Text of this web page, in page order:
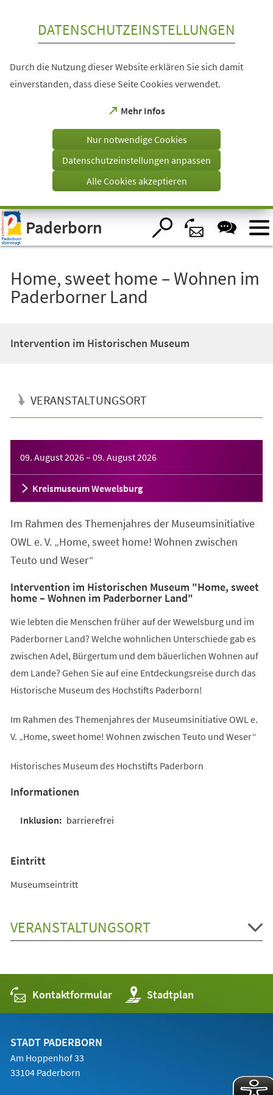
Visuelle
Assistenzsoftware
öffnen.
DATENSCHUTZEINSTELLUNGEN
Durch die Nutzung dieser Website erklären Sie sich damit
einverstanden, dass diese Seite Cookies verwendet.
Mehr Infos
(Öffnet
einem
Tab)
Nur notwendige Cookies
Datenschutzeinstellungen anpassen
Alle Cookies akzeptieren
Paderborn
Home, sweet home – Wohnen im
Paderborner Land
Intervention im Historischen Museum
VERANSTALTUNGSORT
09. August 2026– 09. August 2026
Kreismuseum Wewelsburg
Im Rahmen des Themenjahres der Museumsinitiative
OWL e. V. „Home, sweet home! Wohnen zwischen
Teuto und Weser“
Intervention im Historischen Museum "Home, sweet
home – Wohnen im Paderborner Land"
Wie lebten die Menschen früher auf der Wewelsburg und im
Paderborner Land? Welche wohnlichen Unterschiede gab es
zwischen Adel, Bürgertum und dem bäuerlichen Wohnen auf
dem Lande? Gehen Sie auf eine Entdeckungsreise durch das
Historische Museum des Hochstifts Paderborn!
Im Rahmen des Themenjahres der Museumsinitiative OWL e.
V. „Home, sweet home! Wohnen zwischen Teuto und Weser“
Historisches Museum des Hochstifts Paderborn
Informationen
barrierefrei
Eintritt
Museumseintritt
VERANSTALTUNGSORT
Kontaktformular Stadtplan
(Öffnet
in
einem
STADT PADERBORN
Am Hoppenhof 33
33104 Paderborn